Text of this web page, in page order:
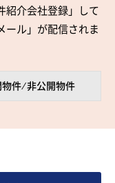
紹介会社登録」して
ール」が配信されま
件 ⁄ 非公開物件